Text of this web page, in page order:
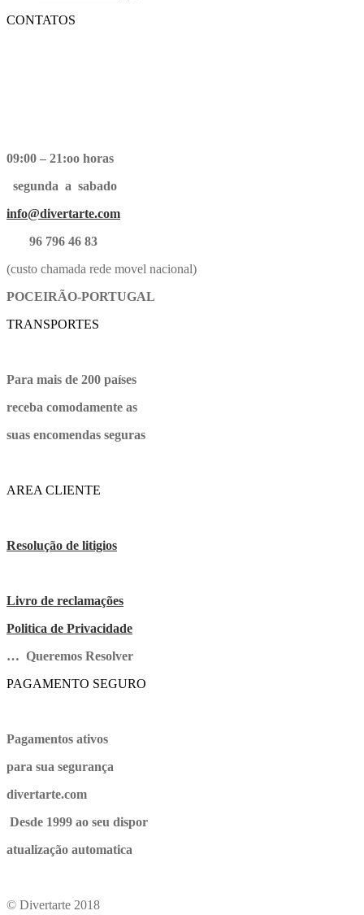
CONTATOS
09:00 – 21:oo horas
segunda a sabado
info@divertarte.com
96 796 46 83
(custo chamada rede movel nacional)
POCEIRÃO-PORTUGAL
TRANSPORTES
Para mais de 200 países
receba comodamente as
suas encomendas seguras
AREA CLIENTE
Resolução de litigios
Livro de reclamações
Politica de Privacidade
… Queremos Resolver
PAGAMENTO SEGURO
Pagamentos ativos
para sua segurança
divertarte.com
Desde 1999 ao seu dispor
atualização automatica
© Divertarte 2018